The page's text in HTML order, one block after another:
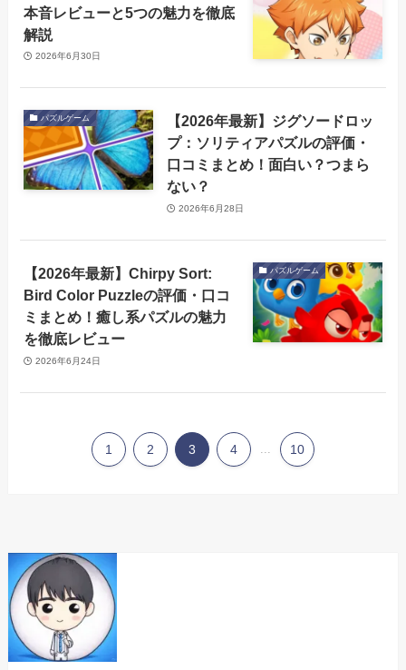
本音レビューと5つの魅力を徹底
解説
2026年6月30日
パズルゲーム
【2026年最新】ジグソードロッ
プ：ソリティアパズルの評価・
口コミまとめ！面白い？つまら
ない？
2026年6月28日
パズルゲーム
【2026年最新】Chirpy Sort:
Bird Color Puzzleの評価・口コ
ミまとめ！癒し系パズルの魅力
を徹底レビュー
2026年6月24日
1 2 3 4 10